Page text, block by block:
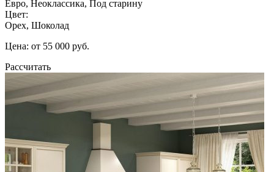
Евро, Неоклассика, Под старину
Цвет:
Орех, Шоколад
Цена: от 55 000 руб.
Рассчитать